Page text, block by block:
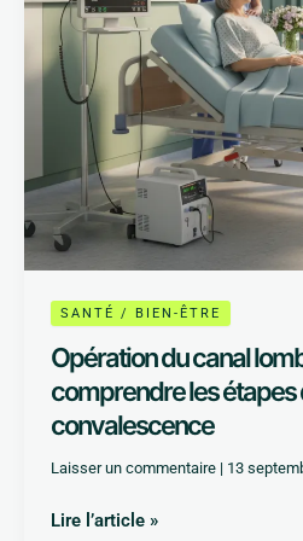
SANTÉ / BIEN-ÊTRE
Opération du canal
comprendre les étapes
convalescence
Laisser un commentaire | 13
étapes
de
la
convalescence
Lire l’article »